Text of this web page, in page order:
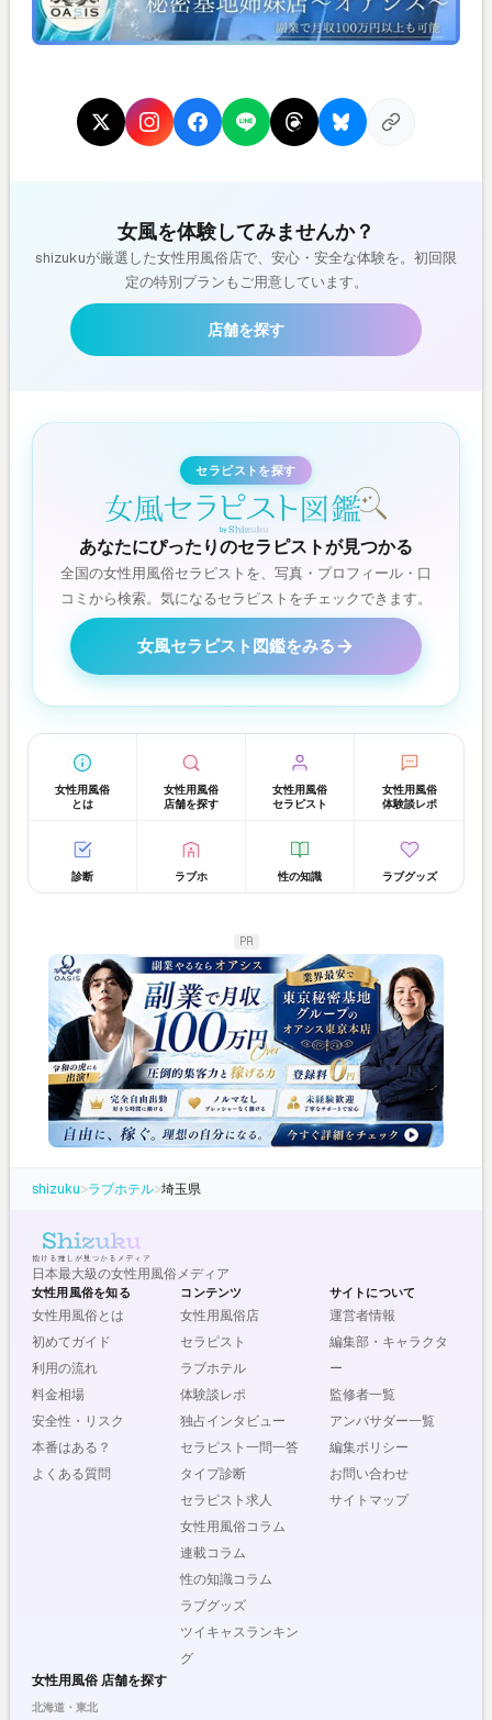
女風を体験してみませんか？
shizukuが厳選した女性用風俗店で、安心・安全な体験を。初回限
定の特別プランもご用意しています。
店舗を探す
セラピストを探す
あなたにぴったりのセラピストが見つかる
全国の女性用風俗セラピストを、写真・プロフィール・口
コミから検索。気になるセラピストをチェックできます。
女風セラピスト図鑑をみる
女性用風俗
とは
女性用風俗
店舗を探す
女性用風俗
セラピスト
女性用風俗
体験談レポ
診断 ラブホ 性の知識 ラブグッズ
PR
shizuku>ラブホテル>埼玉県
日本最大級の女性用風俗メディア
女性用風俗を知る
女性用風俗とは
初めてガイド
利用の流れ
料金相場
安全性・リスク
本番はある？
よくある質問
コンテンツ
女性用風俗店
セラピスト
ラブホテル
体験談レポ
独占インタビュー
セラピスト一問一答
タイプ診断
セラピスト求人
女性用風俗コラム
連載コラム
性の知識コラム
ラブグッズ
ツイキャスランキン
グ
サイトについて
運営者情報
編集部・キャラクタ
ー
監修者一覧
アンバサダー一覧
編集ポリシー
お問い合わせ
サイトマップ
女性用風俗 店舗を探す
北海道・東北